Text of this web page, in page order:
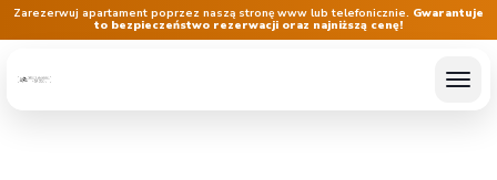
Zarezerwuj apartament poprzez naszą stronę www lub telefonicznie. Gwarantuje
to bezpieczeństwo rezerwacji oraz najniższą cenę!